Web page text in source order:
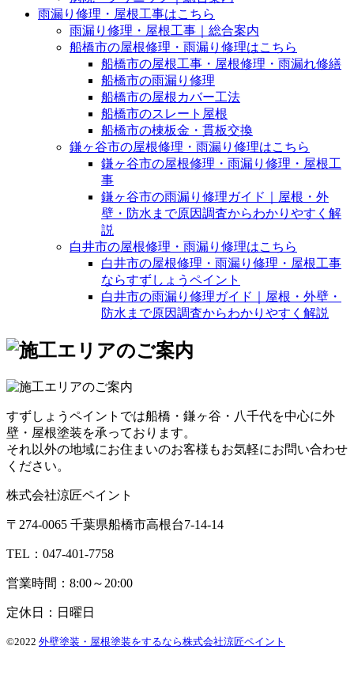
雨漏り修理・屋根工事はこちら
雨漏り修理・屋根工事｜総合案内
船橋市の屋根修理・雨漏り修理はこちら
船橋市の屋根工事・屋根修理・雨漏れ修繕
船橋市の雨漏り修理
船橋市の屋根カバー工法
船橋市のスレート屋根
船橋市の棟板金・貫板交換
鎌ヶ谷市の屋根修理・雨漏り修理はこちら
鎌ヶ谷市の屋根修理・雨漏り修理・屋根工
事
鎌ヶ谷市の雨漏り修理ガイド｜屋根・外
壁・防水まで原因調査からわかりやすく解
説
白井市の屋根修理・雨漏り修理はこちら
白井市の屋根修理・雨漏り修理・屋根工事
ならすずしょうペイント
白井市の雨漏り修理ガイド｜屋根・外壁・
防水まで原因調査からわかりやすく解説
すずしょうペイントでは船橋・鎌ヶ谷・八千代を中心に外
壁・屋根塗装を承っております。
それ以外の地域にお住まいのお客様もお気軽にお問い合わせ
ください。
株式会社涼匠ペイント
〒274-0065 千葉県船橋市高根台7-14-14
TEL：047-401-7758
営業時間：8:00～20:00
定休日：日曜日
©2022 外壁塗装・屋根塗装をするなら株式会社涼匠ペイント